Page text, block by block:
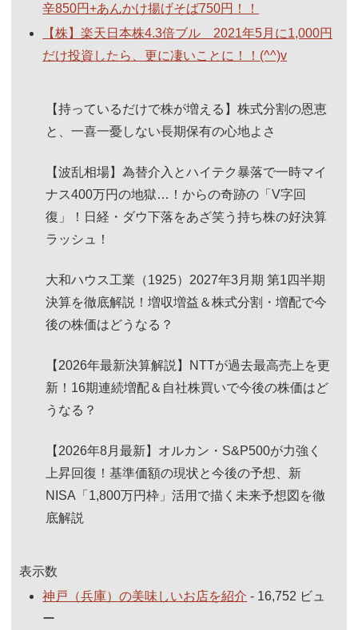
辛850円+あんかけ揚げそば750円！！
【株】楽天日本株4.3倍ブル 2021年5月に1,000円
だけ投資したら、更に凄いことに！！(^^)v
【持っているだけで株が増える】株式分割の恩恵
と、一喜一憂しない長期保有の心地よさ
【波乱相場】為替介入とハイテク暴落で一時マイ
ナス400万円の地獄…！からの奇跡の「V字回
復」！日経・ダウ下落をあざ笑う持ち株の好決算
ラッシュ！
大和ハウス工業（1925）2027年3月期 第1四半期
決算を徹底解説！増収増益＆株式分割・増配で今
後の株価はどうなる？
【2026年最新決算解説】NTTが過去最高売上を更
新！16期連続増配＆自社株買いで今後の株価はど
うなる？
【2026年8月最新】オルカン・S&P500が力強く
上昇回復！基準価額の現状と今後の予想、新
NISA「1,800万円枠」活用で描く未来予想図を徹
底解説
表示数
神戸（兵庫）の美味しいお店を紹介 - 16,752 ビュ
ー